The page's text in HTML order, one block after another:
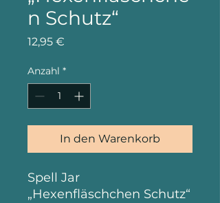
n Schutz“
12,95 €
Anzahl *
In den Warenkorb
Spell Jar
„Hexenfläschchen Schutz“